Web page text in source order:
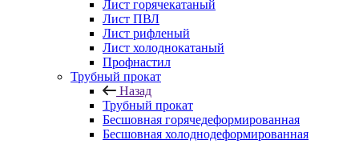
Лист горячекатаный
Лист ПВЛ
Лист рифленый
Лист холоднокатаный
Профнастил
Трубный прокат
Назад
Трубный прокат
Бесшовная горячедеформированная
Бесшовная холоднодеформированная